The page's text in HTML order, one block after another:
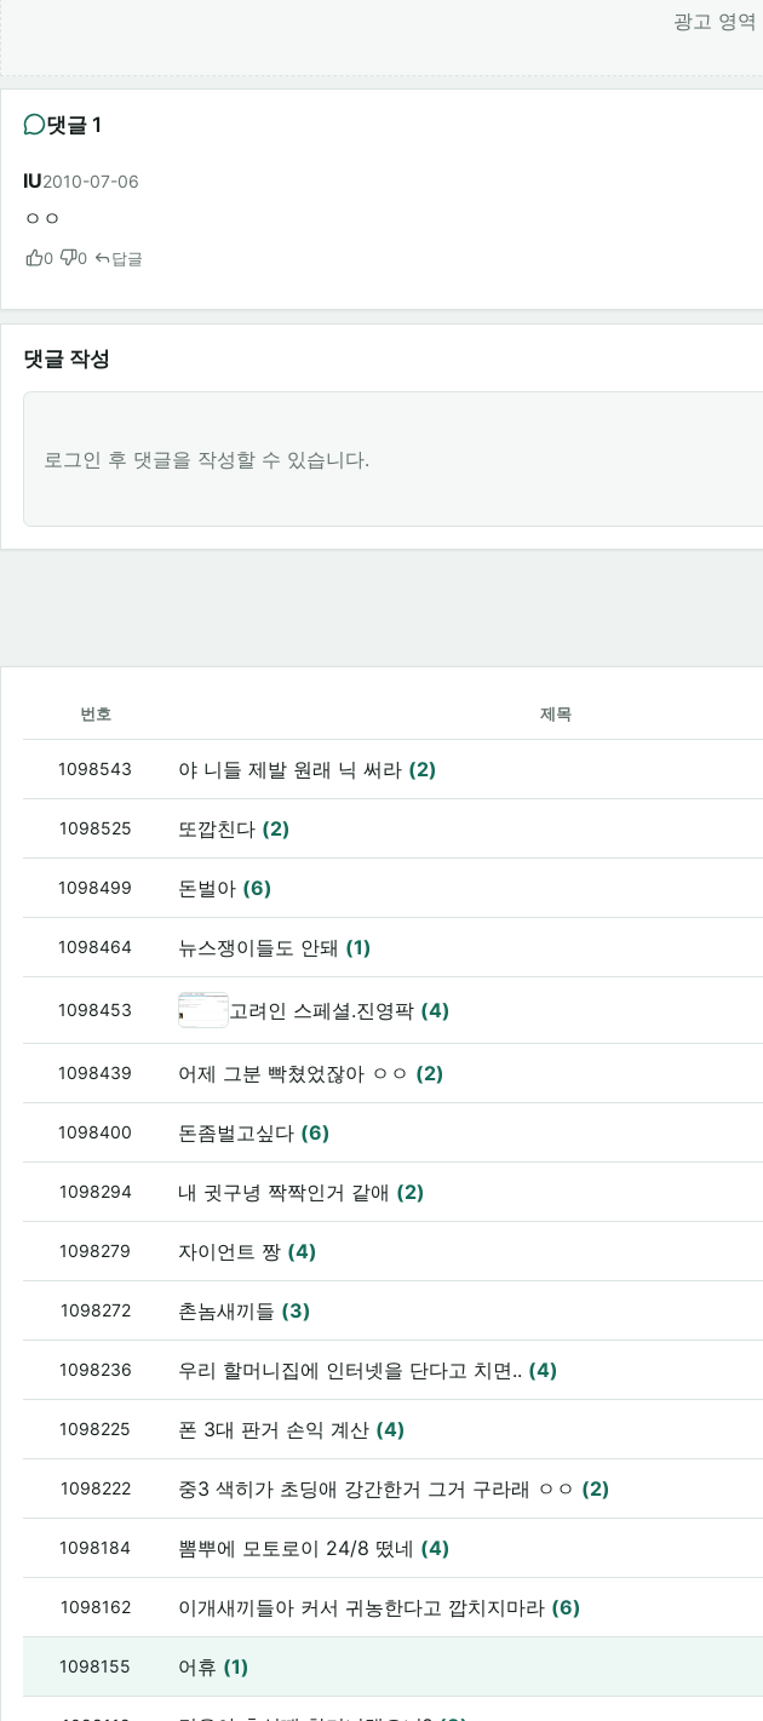
광고 영역
댓글 1
IU2010-07-06
ㅇㅇ
0 0 답글
댓글 작성
로그인 후 댓글을 작성할 수 있습니다.
번호 제목
1098543 야 니들 제발 원래 닉 써라 (2)
1098525 또깝친다 (2)
1098499 돈벌아 (6)
1098464 뉴스쟁이들도 안돼 (1)
1098453 고려인 스페셜.진영팍 (4)
1098439 어제 그분 빡쳤었잖아 ㅇㅇ (2)
1098400 돈좀벌고싶다 (6)
1098294 내 귓구녕 짝짝인거 같애 (2)
1098279 자이언트 짱 (4)
1098272 촌놈새끼들 (3)
1098236 우리 할머니집에 인터넷을 단다고 치면.. (4)
1098225 폰 3대 판거 손익 계산 (4)
1098222 중3 색히가 초딩애 강간한거 그거 구라래 ㅇㅇ (2)
1098184 뽐뿌에 모토로이 24/8 떴네 (4)
1098162 이개새끼들아 커서 귀농한다고 깝치지마라 (6)
1098155 어휴 (1)